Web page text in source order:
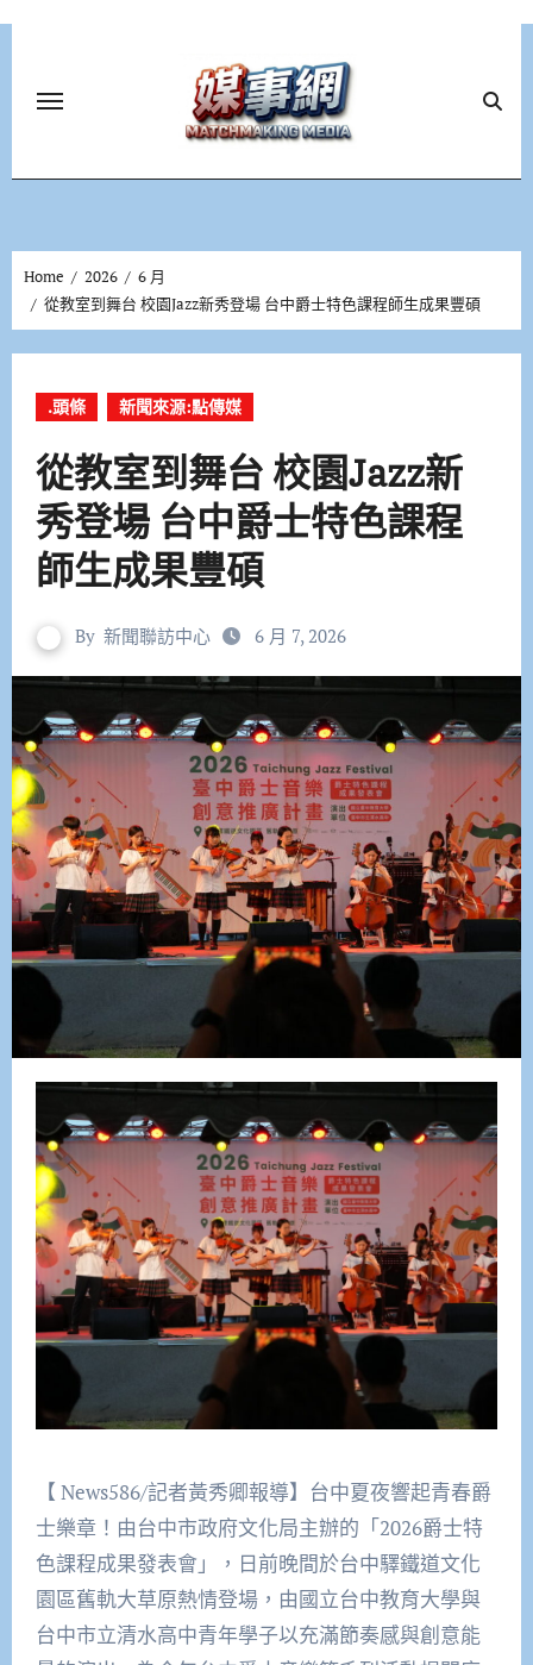
Home 2026
6 月
從教室到舞台 校園Jazz新秀登場 台中爵士特色課程師生成果豐碩
.頭條 新聞來源:點傳媒
從教室到舞台 校園Jazz新
秀登場 台中爵士特色課程
師生成果豐碩
By 新聞聯訪中心 6 月 7, 2026
【 News586/記者黃秀卿報導】台中夏夜響起青春爵
士樂章！由台中市政府文化局主辦的「2026爵士特
色課程成果發表會」，日前晚間於台中驛鐵道文化
園區舊軌大草原熱情登場，由國立台中教育大學與
台中市立清水高中青年學子以充滿節奏感與創意能